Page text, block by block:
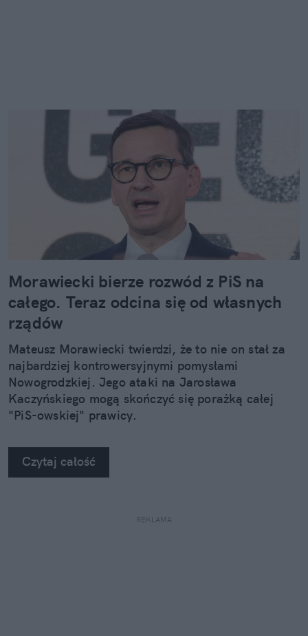
Morawiecki bierze rozwód z PiS na
całego. Teraz odcina się od własnych
rządów
Mateusz Morawiecki twierdzi, że to nie on stał za
najbardziej kontrowersyjnymi pomysłami
Nowogrodzkiej. Jego ataki na Jarosława
Kaczyńskiego mogą skończyć się porażką całej
"PiS-owskiej" prawicy.
Czytaj całość
REKLAMA